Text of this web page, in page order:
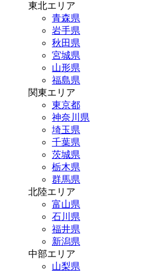
東北エリア
青森県
岩手県
秋田県
宮城県
山形県
福島県
関東エリア
東京都
神奈川県
埼玉県
千葉県
茨城県
栃木県
群馬県
北陸エリア
富山県
石川県
福井県
新潟県
中部エリア
山梨県